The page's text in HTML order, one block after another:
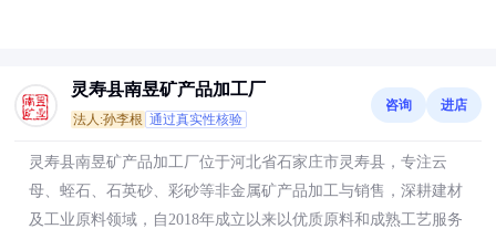
灵寿县南昱矿产品加工厂
法人:孙李根 通过真实性核验
咨询 进店
灵寿县南昱矿产品加工厂位于河北省石家庄市灵寿县，专注云
母、蛭石、石英砂、彩砂等非金属矿产品加工与销售，深耕建材
及工业原料领域，自2018年成立以来以优质原料和成熟工艺服务